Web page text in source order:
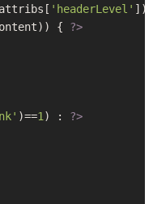
'headerLevel' ])
{ ?>
)==1 ) : ?>